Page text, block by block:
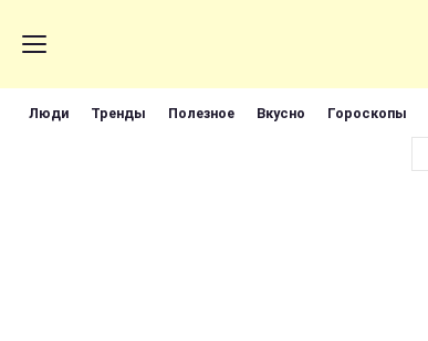
Люди Тренды Полезное Вкусно Гороскопы